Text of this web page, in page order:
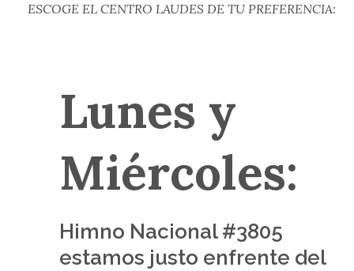
ESCOGE EL CENTRO LAUDES DE TU PREFERENCIA:
Lunes y
Miércoles:
Himno Nacional #3805
estamos justo enfrente del